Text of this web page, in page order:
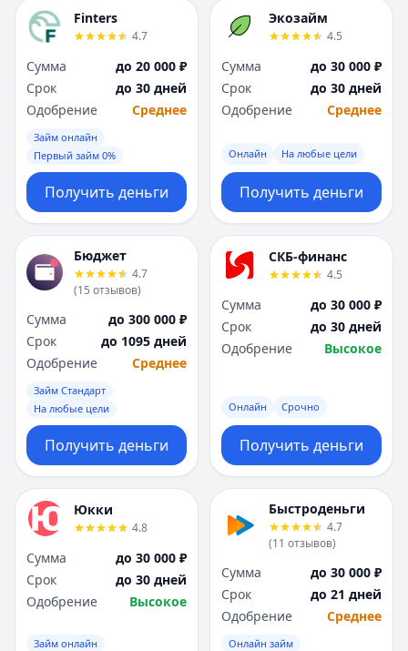
Finters
4.7
Сумма
до 20 000 ₽
Срок
до 30 дней
Одобрение
Среднее
Займ онлайн
Первый займ 0%
Получить деньги
Экозайм
4.5
Сумма
до 30 000 ₽
Срок
до 30 дней
Одобрение
Среднее
Онлайн На любые цели
Получить деньги
Бюджет
4.7
(15 отзывов)
Сумма
до 300 000 ₽
Срок
до 1095 дней
Одобрение
Среднее
Займ Стандарт
На любые цели
Получить деньги
СКБ-финанс
4.5
Сумма
до 30 000 ₽
Срок
до 30 дней
Одобрение
Высокое
Онлайн Срочно
Получить деньги
Юкки
4.8
Сумма
до 30 000 ₽
Срок
до 30 дней
Одобрение
Высокое
Займ онлайн
Быстроденьги
4.7
(11 отзывов)
Сумма
до 30 000 ₽
Срок
до 21 дней
Одобрение
Среднее
Онлайн займ